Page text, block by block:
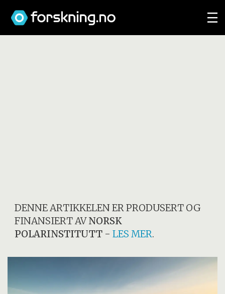
DENNE ARTIKKELEN ER PRODUSERT OG
FINANSIERT AVNORSK
POLARINSTITUTT -LES MER.